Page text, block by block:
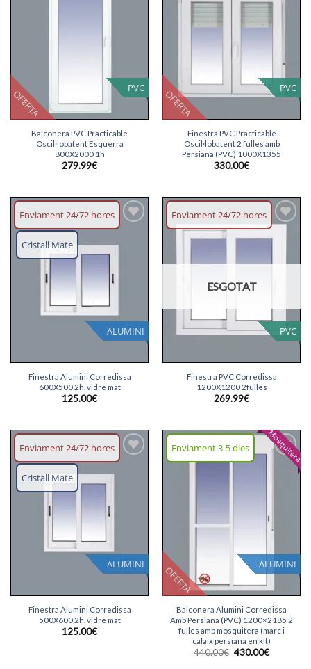
OFERTA
PVC
Balconera PVC Practicable
Oscil·lobatent Esquerra
800X2000 1h
279.99€
OFERTA
PVC
desitjos
Finestra PVC Practicable
Oscil·lobatent 2 fulles amb
Persiana (PVC) 1000X1355
330.00€
Enviament 24/72 hores
ALUMINI
Cristall Mate
Afegeix
Finestra Alumini Corredissa
600X500 2h. vidre mat
125.00€
Enviament 24/72 hores
PVC
Afegeix
llista
ESGOTAT
Finestra PVC Corredissa
1200X1200 2fulles
269.99€
Enviament 24/72 hores
ALUMINI
Cristall Mate
Afegeix
Finestra Alumini Corredissa
500X600 2h. vidre mat
125.00€
OFERTA
Enviament 3-5 dies
ALUMINI
Mosquitera
Afegeix
Balconera Alumini Corredissa
Amb Persiana (PVC) 1200×2185 2
fulles amb mosquitera (marc i
calaix persiana en kit)
440.00€ El
430.00€El